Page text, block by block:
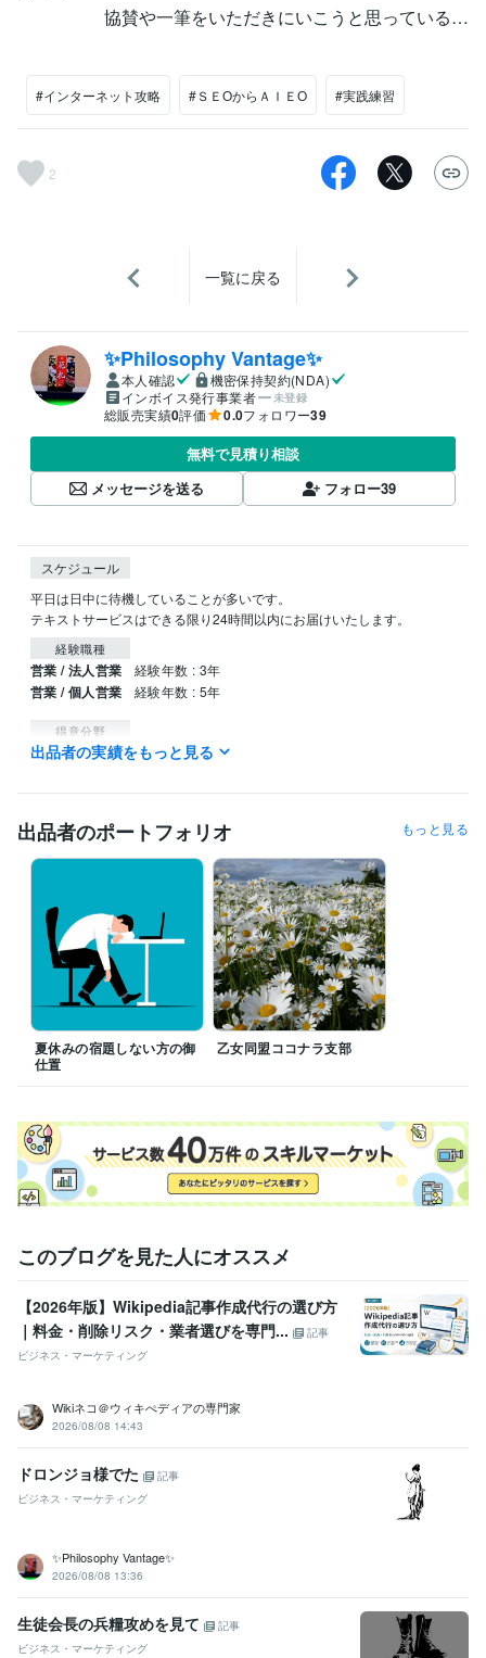
協賛や一筆をいただきにいこうと思っている…
#インターネット攻略 #ＳＥОからＡＩＥО #実践練習
2
一覧に戻る
✨Philosophy Vantage✨
本人確認
機密保持契約(NDA)
インボイス発行事業者
未登録
総販売実績0評価 0.0フォロワー39
無料で見積り相談
メッセージを送る
フォロー39
スケジュール
平日は日中に待機していることが多いです。
テキストサービスはできる限り24時間以内にお届けいたします。
経験職種
営業 / 法人営業 経験年数 : 3年
営業 / 個人営業 経験年数 : 5年
得意分野
占い タロット 東洋占星術
出品者の実績をもっと見る
出品者のポートフォリオ もっと見る
夏休みの宿題しない方の御
仕置
乙女同盟ココナラ支部
このブログを見た人にオススメ
【2026年版】Wikipedia記事作成代行の選び方
｜料金・削除リスク・業者選びを専門...
記事
ビジネス・マーケティング
Wikiネコ＠ウィキぺディアの専門家
2026/08/08 14:43
ドロンジョ様でた
記事
ビジネス・マーケティング
✨Philosophy Vantage✨
2026/08/08 13:36
生徒会長の兵糧攻めを見て
記事
ビジネス・マーケティング